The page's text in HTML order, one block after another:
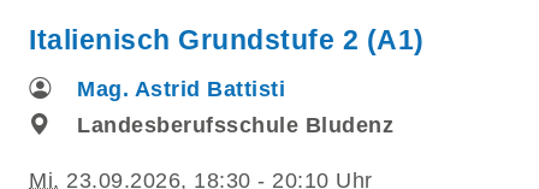
Italienisch Grundstufe 2 (A1)
Mag. Astrid Battisti
Landesberufsschule Bludenz
Mi. 23.09.2026, 18:30 - 20:10 Uhr